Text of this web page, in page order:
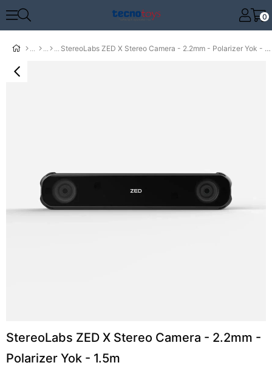
0
StereoLabs ZED X Stereo Camera - 2.2mm - Polarizer Yok - 1.5m
StereoLabs ZED X Stereo Camera - 2.2mm -
Polarizer Yok - 1.5m